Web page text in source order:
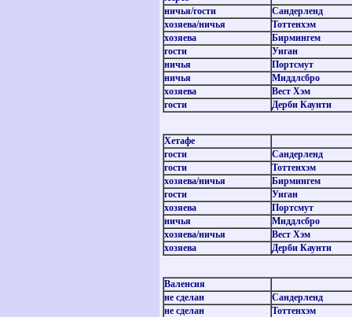
ничья/гости
Сандерленд
хозяева/ничья
Тоттенхэм
хозяева
Бирмингем
гости
Уиган
ничья
Портсмут
ничья
Миддлсбро
хозяева
Вест Хэм
гости
Дерби Каунти
Хетафе
гости
Сандерленд
гости
Тоттенхэм
хозяева/ничья
Бирмингем
гости
Уиган
хозяева
Портсмут
ничья
Миддлсбро
хозяева/ничья
Вест Хэм
хозяева
Дерби Каунти
Валенсия
не сделан
Сандерленд
не сделан
Тоттенхэм